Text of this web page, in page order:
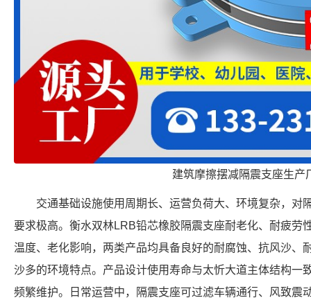
建筑摩擦摆减隔震支座生产
交通基础设施使用周期长、运营负荷大、环境复杂，对
要求极高。衡水双林LRB铅芯橡胶隔震支座耐老化、耐疲劳
温度、老化影响，两类产品均具备良好的耐腐蚀、抗风沙、
沙多的环境特点。产品设计使用寿命与太忻大道主体结构一
频繁维护。日常运营中，隔震支座可过滤车辆通行、风致震